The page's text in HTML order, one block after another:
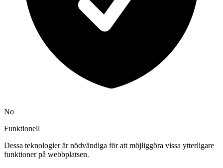
No
Funktionell
Dessa teknologier är nödvändiga för att möjliggöra vissa ytterligare
funktioner på webbplatsen.